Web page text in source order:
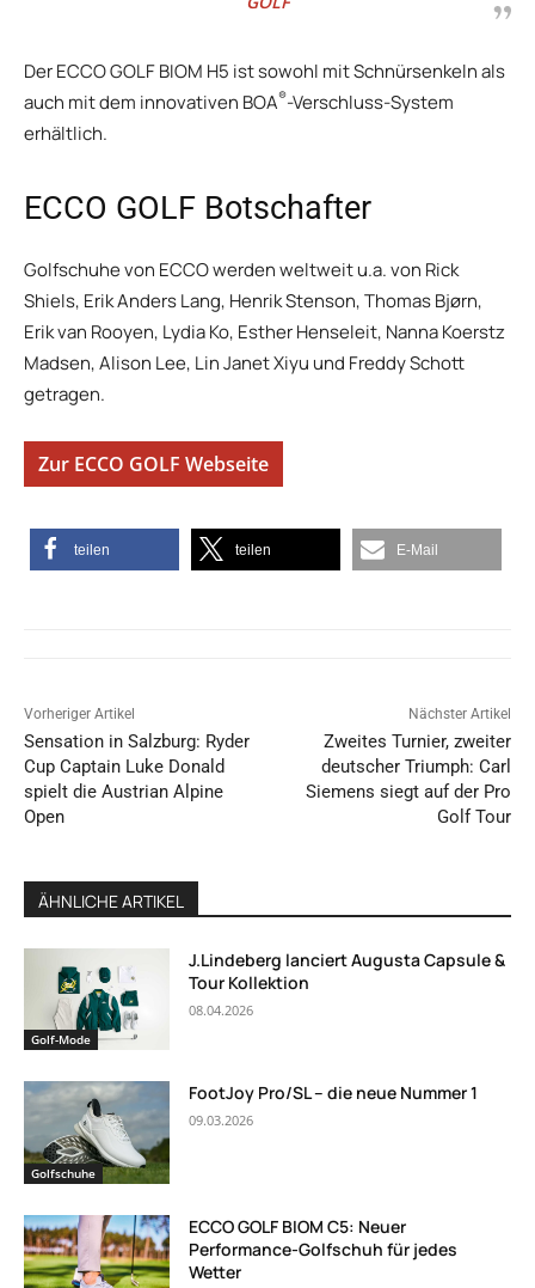
Der ECCO GOLF BIOM H5 ist sowohl mit Schnürsenkeln als
auch mit dem innovativen BOA®-Verschluss-System
erhältlich.
ECCO GOLF Botschafter
Golfschuhe von ECCO werden weltweit u.a. von Rick
Shiels, Erik Anders Lang, Henrik Stenson, Thomas Bjørn,
Erik van Rooyen, Lydia Ko, Esther Henseleit, Nanna Koerstz
Madsen, Alison Lee, Lin Janet Xiyu und Freddy Schott
getragen.
Zur ECCO GOLF Webseite
teilen teilen E-Mail
Vorheriger Artikel
Sensation in Salzburg: Ryder
Cup Captain Luke Donald
spielt die Austrian Alpine
Open
Nächster Artikel
Zweites Turnier, zweiter
deutscher Triumph: Carl
Siemens siegt auf der Pro
Golf Tour
ÄHNLICHE ARTIKEL
Golf-Mode
J.Lindeberg lanciert Augusta Capsule &
Tour Kollektion
08.04.2026
Golfschuhe
FootJoy Pro/SL – die neue Nummer 1
09.03.2026
ECCO GOLF BIOM C5: Neuer
Performance-Golfschuh für jedes
Wetter